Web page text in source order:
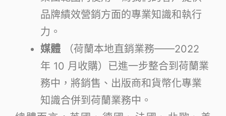
品牌績效營銷方面的專業知識和執行
力。
媒體 （荷蘭本地直銷業務——2022
年 10 月收購）已進一步整合到荷蘭業
務中，將銷售、出版商和貨幣化專業
知識合併到荷蘭業務中。